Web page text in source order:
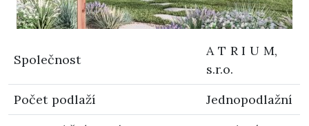
Společnost
A T R I U M,
s.r.o.
Počet podlaží
Jednopodlažní